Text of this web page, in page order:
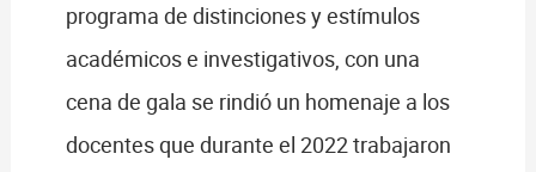
programa de distinciones y estímulos
académicos e investigativos, con una
cena de gala se rindió un homenaje a los
docentes que durante el 2022 trabajaron